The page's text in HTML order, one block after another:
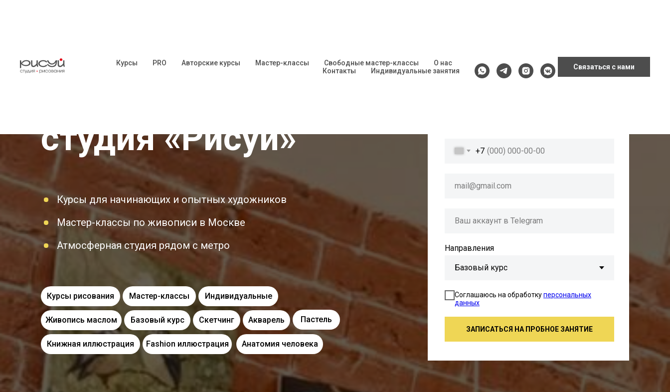
Курсы PRO Авторские курсы Мастер-классы Свободные мастер-классы
О нас
Контакты
Индивидуальные занятия
Связаться с нами
студия «Рисуй»
Запишитесь на пробное занятие
2 500₽
+7
Направления
Cоглашаюсь на обработкуперсональных
данных
ЗАПИСАТЬСЯ НА ПРОБНОЕ ЗАНЯТИЕ
Мастер-классы
Анатомия человека
Fashion иллюстрация
Книжная иллюстрация
Акварель
Скетчинг Пастель
Базовый курс
Живопись маслом
Курсы рисования Индивидуальные
Курсы для начинающих и опытных художников
Мастер-классы по живописи в Москве
Атмосферная студия рядом с метро